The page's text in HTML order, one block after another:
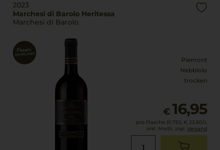
2023
Marchesi di Barolo Heritessa
Marchesi di Barolo
Piemont
Nebbiolo
trocken
€ 16,95
pro Flasche (0.75l), € 22,60/L
inkl. MwSt. zzgl. Versand